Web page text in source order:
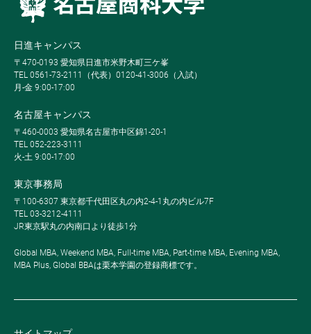
日進キャンパス
〒470-0193 愛知県日進市米野木町三ケ峯
TEL 0561-73-2111（代表）0120-41-3006（入試）
月-金 9:00-17:00
名古屋キャンパス
〒460-0003 愛知県名古屋市中区錦1-20-1
TEL 052-223-3111
火-土 9:00-17:00
東京事務局
〒100-6307 東京都千代田区丸の内2-4-1丸の内ビル7F
TEL 03-3212-4111
JR東京駅丸の内南口より徒歩1分
Global MBA, Weekend MBA, Full-time MBA, Part-time MBA, Evening MBA,
MBA Plus, Global BBAは栗本学園の登録商標です。